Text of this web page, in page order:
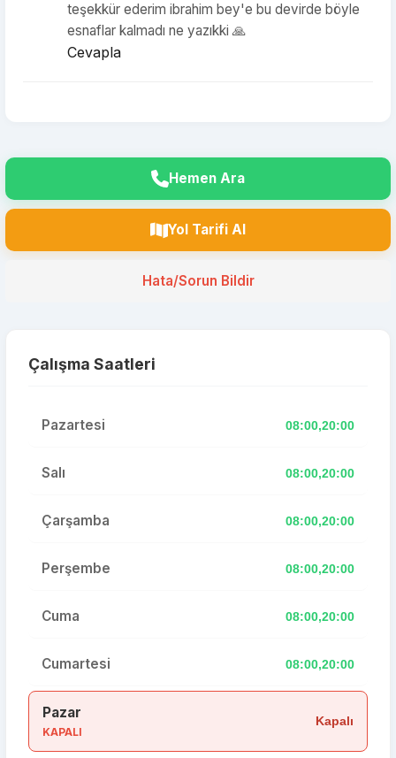
teşekkür ederim ibrahim bey'e bu devirde böyle
esnaflar kalmadı ne yazıkki 🙏
Cevapla
Hemen Ara
Yol Tarifi Al
Hata/Sorun Bildir
Çalışma Saatleri
Pazartesi 08:00,20:00
Salı 08:00,20:00
Çarşamba 08:00,20:00
Perşembe 08:00,20:00
Cuma 08:00,20:00
Cumartesi 08:00,20:00
Pazar
KAPALI
Kapalı